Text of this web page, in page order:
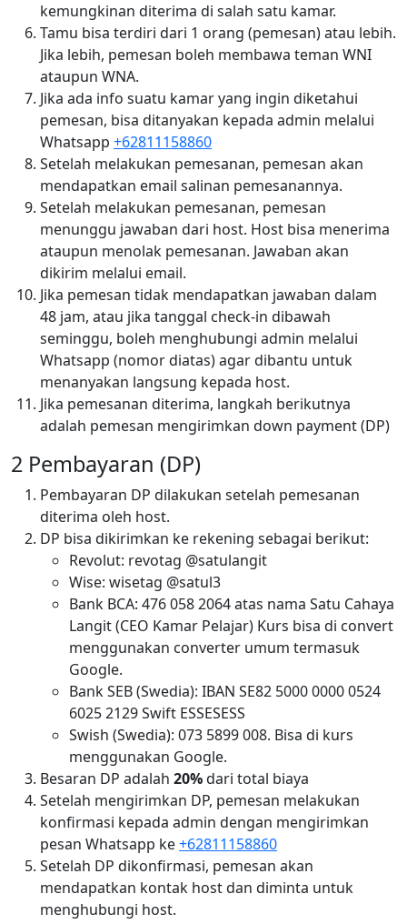
kemungkinan diterima di salah satu kamar.
Tamu bisa terdiri dari 1 orang (pemesan) atau lebih.
Jika lebih, pemesan boleh membawa teman WNI
ataupun WNA.
Jika ada info suatu kamar yang ingin diketahui
pemesan, bisa ditanyakan kepada admin melalui
Whatsapp +62811158860
Setelah melakukan pemesanan, pemesan akan
mendapatkan email salinan pemesanannya.
Setelah melakukan pemesanan, pemesan
menunggu jawaban dari host. Host bisa menerima
ataupun menolak pemesanan. Jawaban akan
dikirim melalui email.
Jika pemesan tidak mendapatkan jawaban dalam
48 jam, atau jika tanggal check-in dibawah
seminggu, boleh menghubungi admin melalui
Whatsapp (nomor diatas) agar dibantu untuk
menanyakan langsung kepada host.
Jika pemesanan diterima, langkah berikutnya
adalah pemesan mengirimkan down payment (DP)
2 Pembayaran (DP)
Pembayaran DP dilakukan setelah pemesanan
diterima oleh host.
DP bisa dikirimkan ke rekening sebagai berikut:
Revolut: revotag @satulangit
Wise: wisetag @satul3
Bank BCA: 476 058 2064 atas nama Satu Cahaya
Langit (CEO Kamar Pelajar) Kurs bisa di convert
menggunakan converter umum termasuk
Google.
Bank SEB (Swedia): IBAN SE82 5000 0000 0524
6025 2129 Swift ESSESESS
Swish (Swedia): 073 5899 008. Bisa di kurs
menggunakan Google.
Besaran DP adalah 20%dari total biaya
Setelah mengirimkan DP, pemesan melakukan
konfirmasi kepada admin dengan mengirimkan
pesan Whatsapp ke+62811158860
Setelah DP dikonfirmasi, pemesan akan
mendapatkan kontak host dan diminta untuk
menghubungi host.